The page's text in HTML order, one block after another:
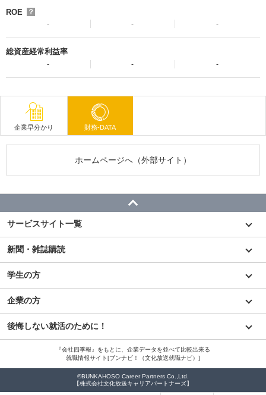
ROE
？
-
- -
総資産経常利益率
- - -
企業早分かり 財務-DATA
ホームページへ（外部サイト）
サービスサイト一覧
新聞・雑誌購読
学生の方
企業の方
後悔しない就活のために！
『会社四季報』をもとに、企業データを並べて比較出来る
就職情報サイト[ブンナビ！（文化放送就職ナビ）]
©BUNKAHOSO Career Partners Co.,Ltd.
【株式会社文化放送キャリアパートナーズ】